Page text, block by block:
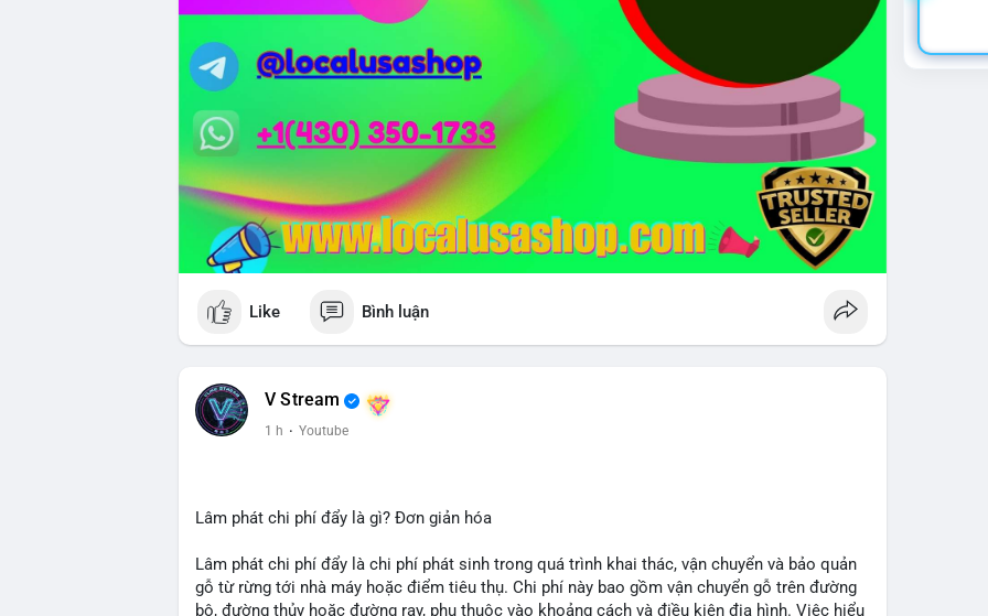
Like Bình luận
V Stream
1 h · Youtube
Lâm phát chi phí đẩy là gì? Đơn giản hóa
Lâm phát chi phí đẩy là chi phí phát sinh trong quá trình khai thác, vận chuyển và bảo quản
gỗ từ rừng tới nhà máy hoặc điểm tiêu thụ. Chi phí này bao gồm vận chuyển gỗ trên đường
bộ, đường thủy hoặc đường ray, phụ thuộc vào khoảng cách và điều kiện địa hình. Việc hiểu